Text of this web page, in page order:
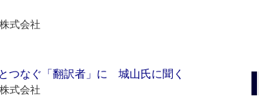
式会社
つなぐ「翻訳者」に 城山氏に聞く
式会社